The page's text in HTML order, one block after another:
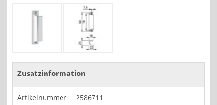
Zusatzinformation
Artikelnummer
2586711